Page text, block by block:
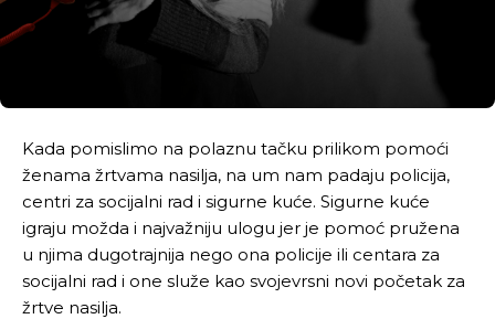
Kada pomislimo na polaznu tačku prilikom pomoći
ženama žrtvama nasilja, na um nam padaju policija,
centri za socijalni rad i sigurne kuće. Sigurne kuće
igraju možda i najvažniju ulogu jer je pomoć pružena
u njima dugotrajnija nego ona policije ili centara za
socijalni rad i one služe kao svojevrsni novi početak za
žrtve nasilja.